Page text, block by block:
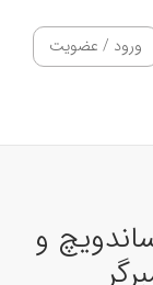
ورود / عضویت
و